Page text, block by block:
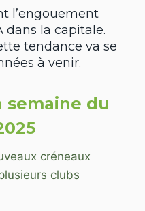
l’engouement
dans la capitale.
tendance va se
à venir.
semaine du
créneaux
clubs